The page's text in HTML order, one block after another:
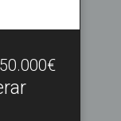
50.000€